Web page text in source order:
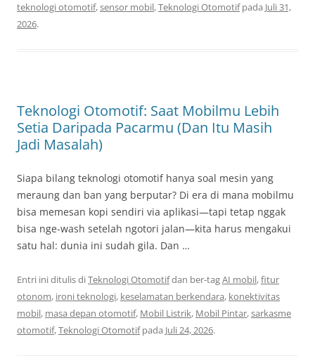
teknologi otomotif,sensor mobil,Teknologi Otomotifpada Juli 31,
2026.
Teknologi Otomotif: Saat Mobilmu Lebih
Setia Daripada Pacarmu (Dan Itu Masih
Jadi Masalah)
Siapa bilang teknologi otomotif hanya soal mesin yang
meraung dan ban yang berputar? Di era di mana mobilmu
bisa memesan kopi sendiri via aplikasi—tapi tetap nggak
bisa nge-wash setelah ngotori jalan—kita harus mengakui
satu hal: dunia ini sudah gila. Dan …
Entri ini ditulis diTeknologi Otomotifdan ber-tagAI mobil,fitur
otonom, ironi teknologi, keselamatan berkendara, konektivitas
mobil, masa depan otomotif, Mobil Listrik, Mobil Pintar,sarkasme
otomotif,Teknologi Otomotifpada Juli 24, 2026.